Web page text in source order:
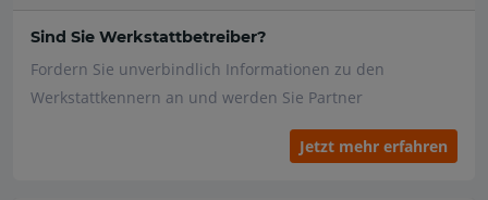
Sind Sie Werkstattbetreiber?
Fordern Sie unverbindlich Informationen zu den
Werkstattkennern an und werden Sie Partner
Jetzt mehr erfahren